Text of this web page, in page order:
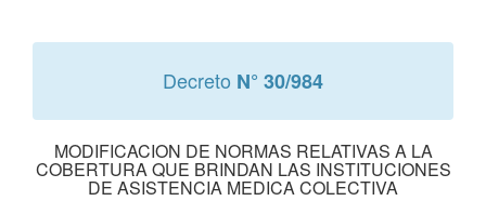
Decreto N° 30/984
MODIFICACION DE NORMAS RELATIVAS A LA
COBERTURA QUE BRINDAN LAS INSTITUCIONES
DE ASISTENCIA MEDICA COLECTIVA